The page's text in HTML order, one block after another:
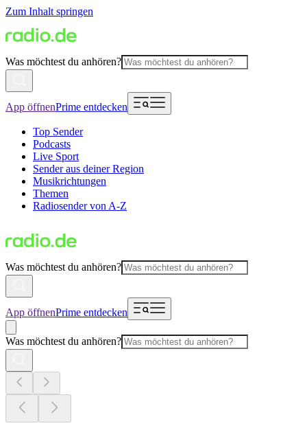
Zum Inhalt springen
Was möchtest du anhören?
App öffnenPrime entdecken
Top Sender
Podcasts
Live Sport
Sender aus deiner Region
Musikrichtungen
Themen
Radiosender von A-Z
Was möchtest du anhören?
App öffnenPrime entdecken
Was möchtest du anhören?